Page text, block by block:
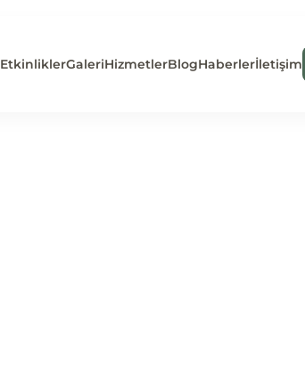
EtkinliklerGaleriHizmetlerBlogHaberlerİletişim